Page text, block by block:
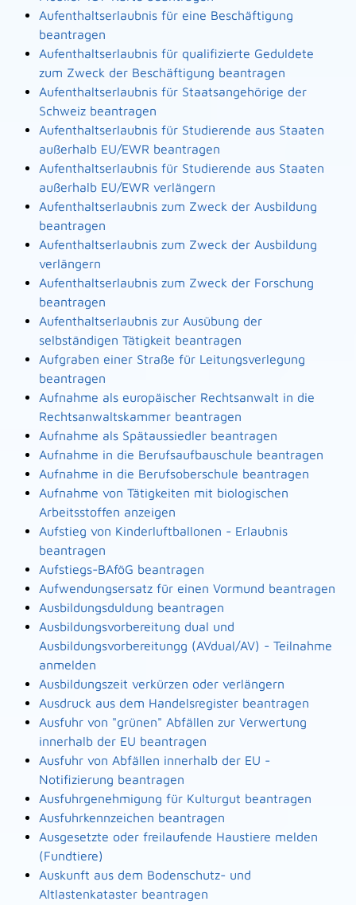
Aufenthaltserlaubnis für eine Beschäftigung
beantragen
Aufenthaltserlaubnis für qualifizierte Geduldete
zum Zweck der Beschäftigung beantragen
Aufenthaltserlaubnis für Staatsangehörige der
Schweiz beantragen
Aufenthaltserlaubnis für Studierende aus Staaten
außerhalb EU/EWR beantragen
Aufenthaltserlaubnis für Studierende aus Staaten
außerhalb EU/EWR verlängern
Aufenthaltserlaubnis zum Zweck der Ausbildung
beantragen
Aufenthaltserlaubnis zum Zweck der Ausbildung
verlängern
Aufenthaltserlaubnis zum Zweck der Forschung
beantragen
Aufenthaltserlaubnis zur Ausübung der
selbständigen Tätigkeit beantragen
Aufgraben einer Straße für Leitungsverlegung
beantragen
Aufnahme als europäischer Rechtsanwalt in die
Rechtsanwaltskammer beantragen
Aufnahme als Spätaussiedler beantragen
Aufnahme in die Berufsaufbauschule beantragen
Aufnahme in die Berufsoberschule beantragen
Aufnahme von Tätigkeiten mit biologischen
Arbeitsstoffen anzeigen
Aufstieg von Kinderluftballonen - Erlaubnis
beantragen
Aufstiegs-BAföG beantragen
Aufwendungsersatz für einen Vormund beantragen
Ausbildungsduldung beantragen
Ausbildungsvorbereitung dual und
Ausbildungsvorbereitungg (AVdual/AV) - Teilnahme
anmelden
Ausbildungszeit verkürzen oder verlängern
Ausdruck aus dem Handelsregister beantragen
Ausfuhr von "grünen" Abfällen zur Verwertung
innerhalb der EU beantragen
Ausfuhr von Abfällen innerhalb der EU -
Notifizierung beantragen
Ausfuhrgenehmigung für Kulturgut beantragen
Ausfuhrkennzeichen beantragen
Ausgesetzte oder freilaufende Haustiere melden
(Fundtiere)
Auskunft aus dem Bodenschutz- und
Altlastenkataster beantragen